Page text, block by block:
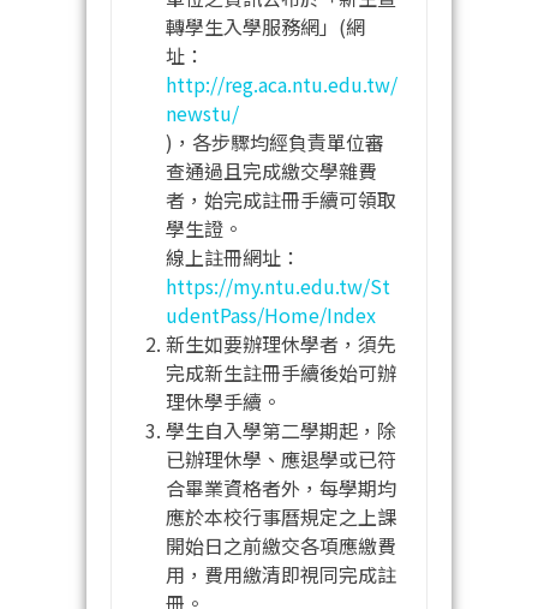
轉學生入學服務網」(網
址：
http://reg.aca.ntu.edu.tw/
newstu/
)，各步驟均經負責單位審
查通過且完成繳交學雜費
者，始完成註冊手續可領取
學生證。
線上註冊網址：
https://my.ntu.edu.tw/St
udentPass/Home/Index
新生如要辦理休學者，須先
完成新生註冊手續後始可辦
理休學手續。
學生自入學第二學期起，除
已辦理休學、應退學或已符
合畢業資格者外，每學期均
應於本校行事曆規定之上課
開始日之前繳交各項應繳費
用，費用繳清即視同完成註
冊。